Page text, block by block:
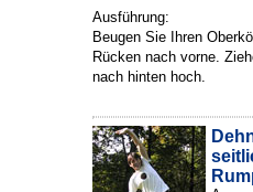
Ausführung:
Beugen Sie Ihren
Rücken nach vorne.
nach hinten hoch.